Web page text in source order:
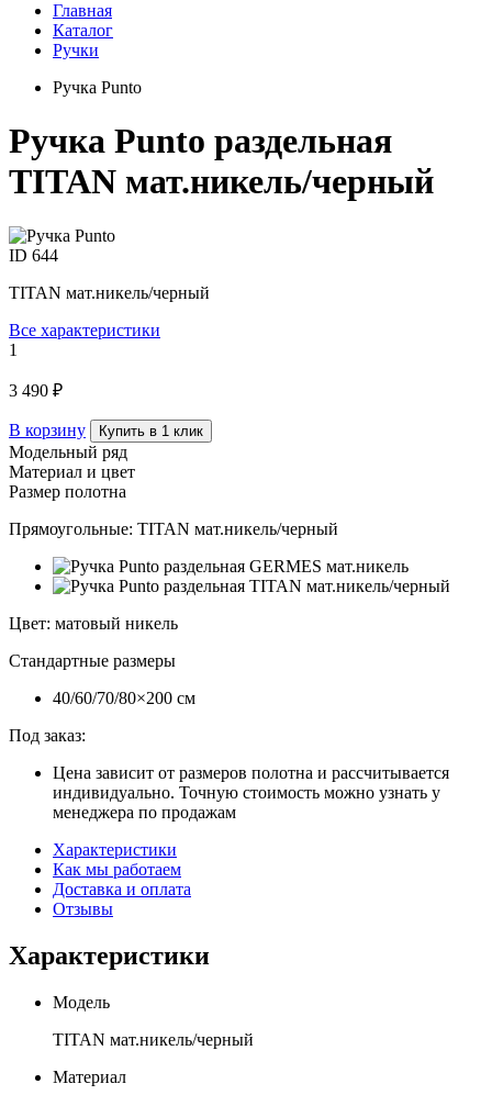
Главная
Каталог
Ручки
Ручка Punto
Ручка Punto раздельная
TITAN мат.никель/черный
ID 644
TITAN мат.никель/черный
Все характеристики
1
3 490 ₽
В корзину Купить в 1 клик
Модельный ряд
Материал и цвет
Размер полотна
Прямоугольные: TITAN мат.никель/черный
Цвет: матовый никель
Стандартные размеры
40/60/70/80×200 см
Под заказ:
Цена зависит от размеров полотна и рассчитывается
индивидуально. Точную стоимость можно узнать у
менеджера по продажам
Характеристики
Как мы работаем
Доставка и оплата
Отзывы
Характеристики
Модель
TITAN мат.никель/черный
Материал